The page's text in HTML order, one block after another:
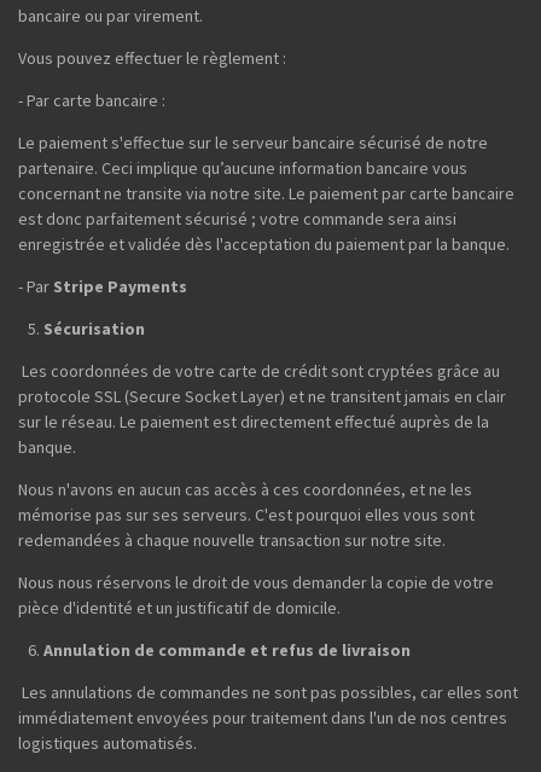
bancaire ou par virement.
Vous pouvez effectuer le règlement :
- Par carte bancaire :
Le paiement s'effectue sur le serveur bancaire sécurisé de notre
partenaire. Ceci implique qu’aucune information bancaire vous
concernant ne transite via notre site. Le paiement par carte bancaire
est donc parfaitement sécurisé ; votre commande sera ainsi
enregistrée et validée dès l'acceptation du paiement par la banque.
- Par Stripe Payments
Sécurisation
Les coordonnées de votre carte de crédit sont cryptées grâce au
protocole SSL (Secure Socket Layer) et ne transitent jamais en clair
sur le réseau. Le paiement est directement effectué auprès de la
banque.
Nous n'avons en aucun cas accès à ces coordonnées, et ne les
mémorise pas sur ses serveurs. C'est pourquoi elles vous sont
redemandées à chaque nouvelle transaction sur notre site.
Nous nous réservons le droit de vous demander la copie de votre
pièce d'identité et un justificatif de domicile.
Annulation de commande et refus de livraison
Les annulations de commandes ne sont pas possibles, car elles sont
immédiatement envoyées pour traitement dans l'un de nos centres
logistiques automatisés.